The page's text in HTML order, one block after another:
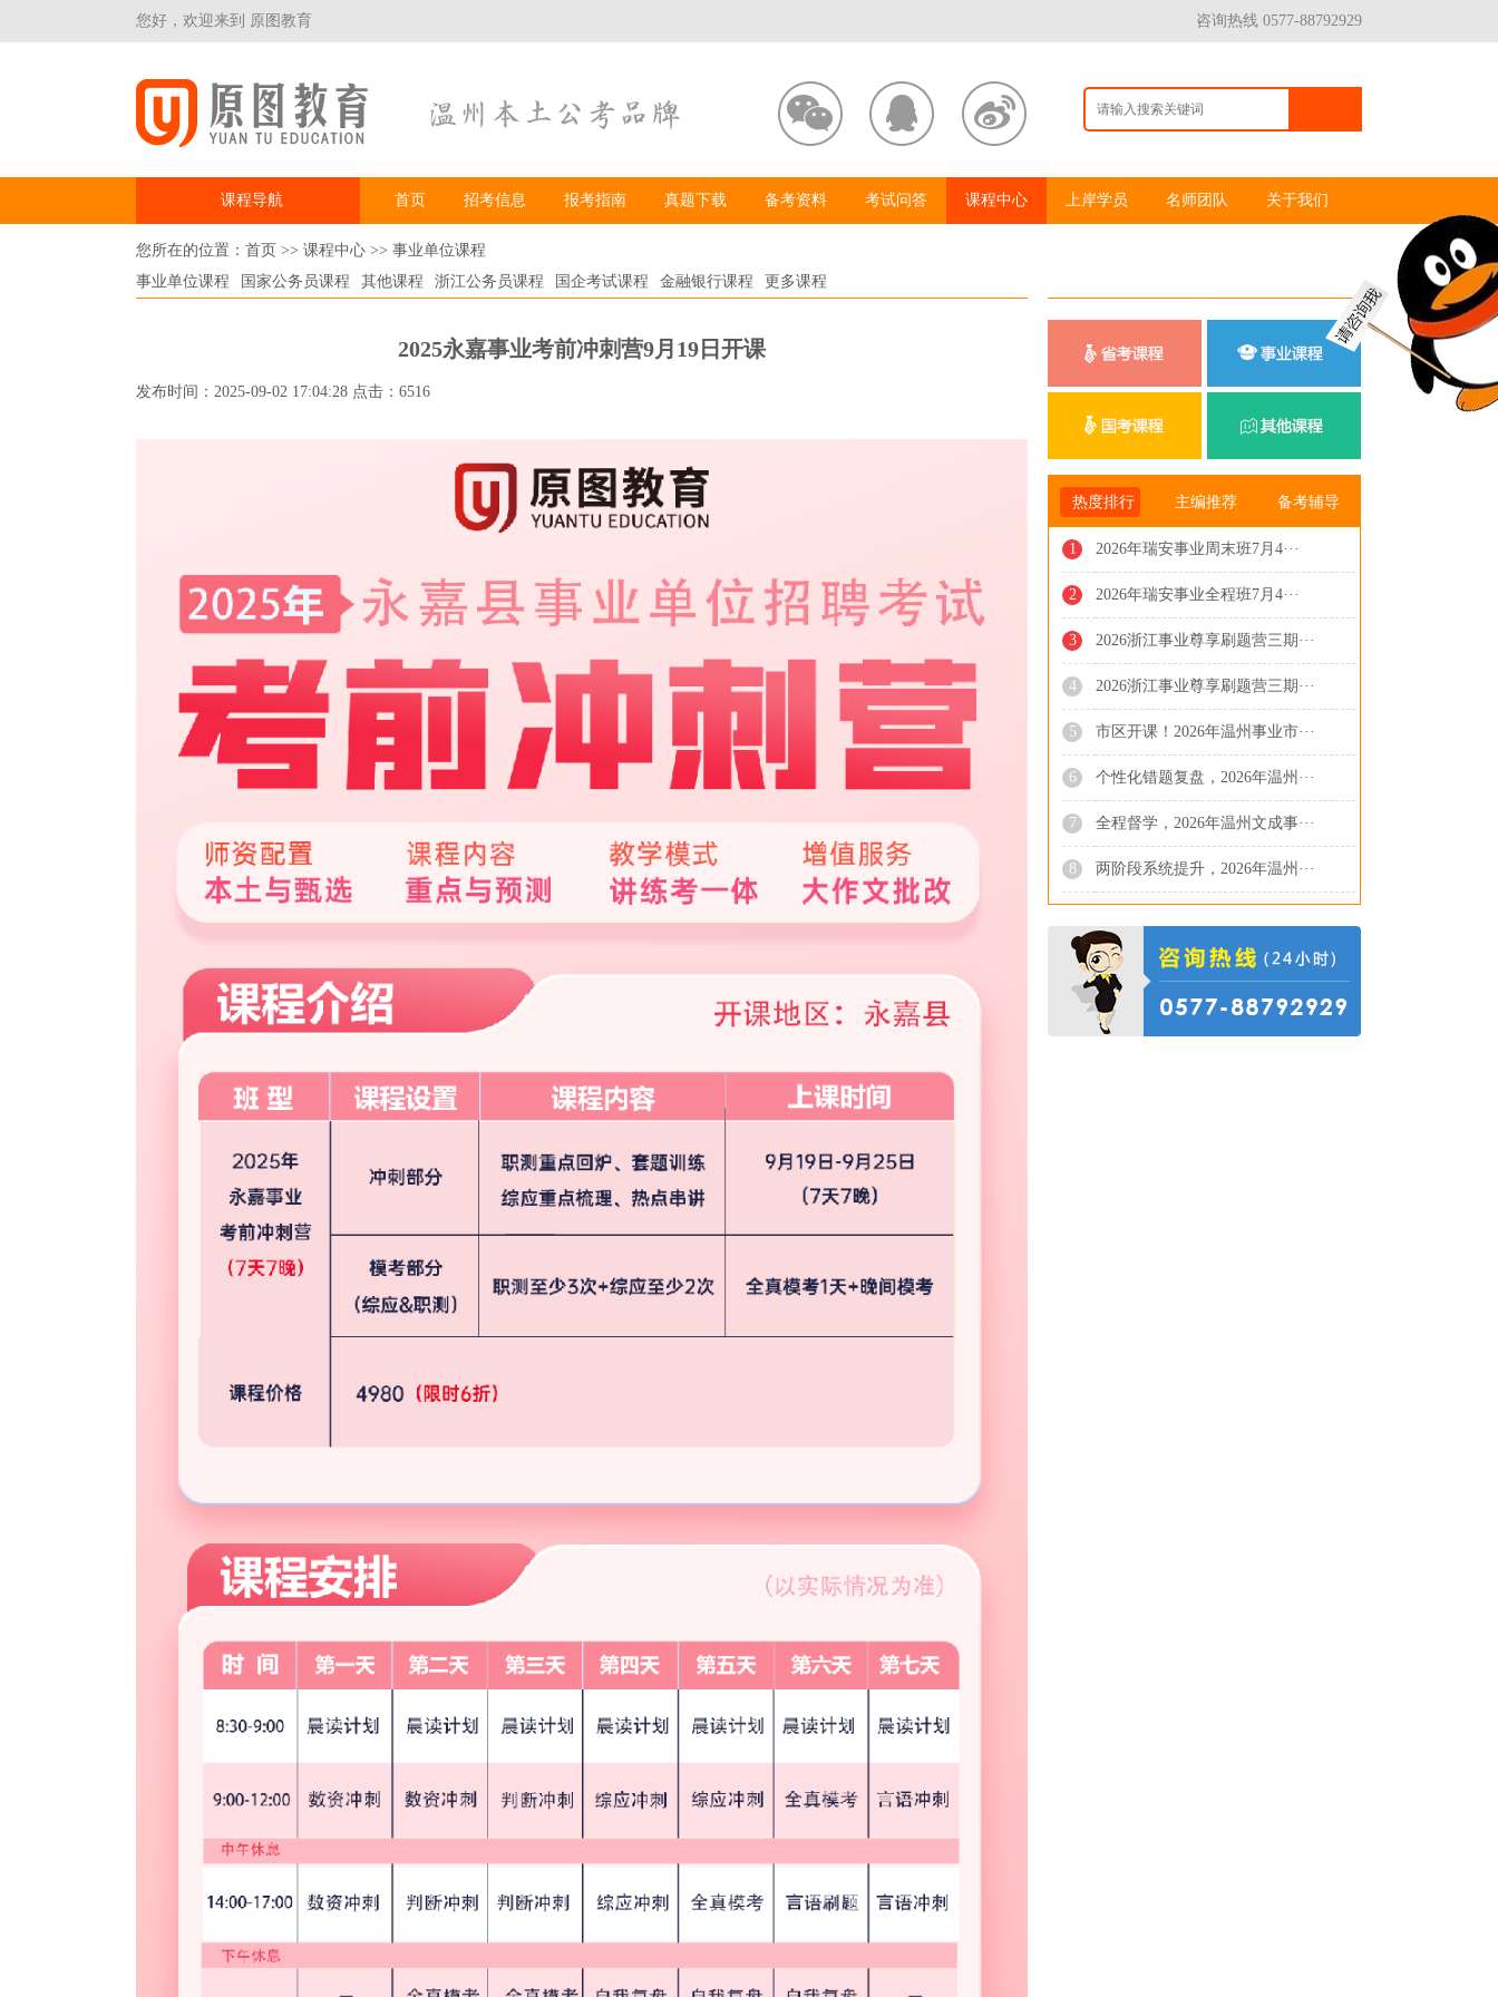
您好，欢迎来到 原图教育 咨询热线 0577-88792929
课程导航 首页 招考信息 报考指南 真题下载 备考资料 考试问答 课程中心 上岸学员 名师团队 关于我们
您所在的位置： 首页 >> 课程中心 >> 事业单位课程
事业单位课程
国家公务员课程 其他课程 浙江公务员课程 国企考试课程 金融银行课程 更多课程
2025永嘉事业考前冲刺营9月19日开课
发布时间：2025-09-02 17:04:28 点击：6516
热度排行 主编推荐 备考辅导
1
2
3
4
5
6
7
8
2026年瑞安事业周末班7月4···
2026年瑞安事业全程班7月4···
2026浙江事业尊享刷题营三期···
2026浙江事业尊享刷题营三期···
市区开课！2026年温州事业市···
个性化错题复盘，2026年温州···
全程督学，2026年温州文成事···
两阶段系统提升，2026年温州···